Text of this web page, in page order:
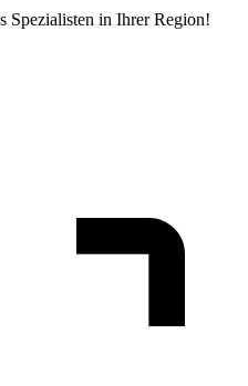
Spezialisten in Ihrer Region!